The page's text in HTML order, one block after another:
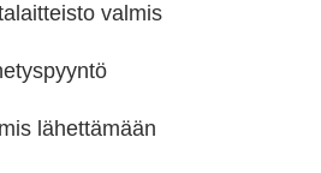
valmis
lähettämään